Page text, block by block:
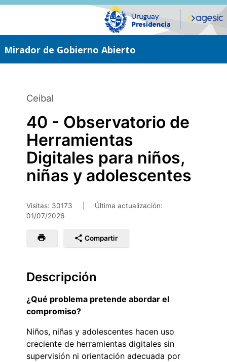
Saltar
Mirador de Gobierno Abierto
Ceibal
40 - Observatorio de
Herramientas
Digitales para niños,
niñas y adolescentes
Visitas: 30173
Última actualización:
01/07/2026
Compartir
Descripción
¿Qué problema pretende abordar el
compromiso?
Niños, niñas y adolescentes hacen uso
creciente de herramientas digitales sin
supervisión ni orientación adecuada por